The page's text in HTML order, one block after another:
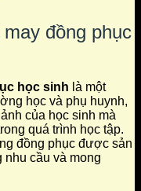
đồng phục
học sinh là một
học và phụ huynh,
của học sinh mà
quá trình học tập.
đồng phục được sản
cầu và mong